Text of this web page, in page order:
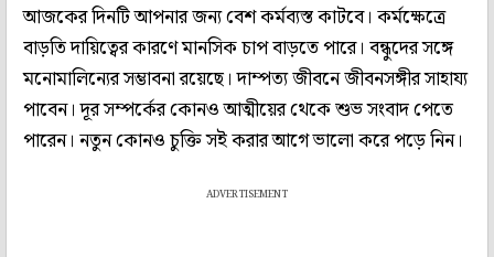
আজকের দিনটি আপনার জন্য বেশ কর্মব্যস্ত কাটবে। কর্মক্ষেত্রে
বাড়তি দায়িত্বের কারণে মানসিক চাপ বাড়তে পারে। বন্ধুদের সঙ্গে
মনোমালিন্যের সম্ভাবনা রয়েছে। দাম্পত্য জীবনে জীবনসঙ্গীর সাহায্য
পাবেন। দূর সম্পর্কের কোনও আত্মীয়ের থেকে শুভ সংবাদ পেতে
পারেন। নতুন কোনও চুক্তি সই করার আগে ভালো করে পড়ে নিন।
ADVERTISEMENT